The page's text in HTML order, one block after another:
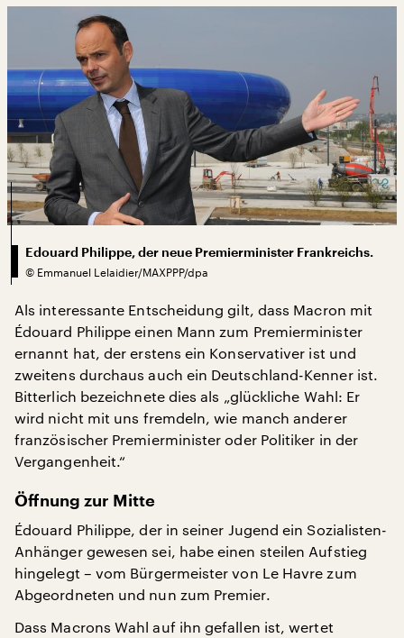
Edouard Philippe, der neue Premierminister Frankreichs.
© Emmanuel Lelaidier/MAXPPP/dpa
Als interessante Entscheidung gilt, dass Macron mit
Édouard Philippe einen Mann zum Premierminister
ernannt hat, der erstens ein Konservativer ist und
zweitens durchaus auch ein Deutschland-Kenner ist.
Bitterlich bezeichnete dies als „glückliche Wahl: Er
wird nicht mit uns fremdeln, wie manch anderer
französischer Premierminister oder Politiker in der
Vergangenheit.“
Öffnung zur Mitte
Édouard Philippe, der in seiner Jugend ein Sozialisten-
Anhänger gewesen sei, habe einen steilen Aufstieg
hingelegt – vom Bürgermeister von Le Havre zum
Abgeordneten und nun zum Premier.
Dass Macrons Wahl auf ihn gefallen ist, wertet